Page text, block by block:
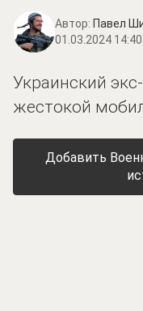
Автор: Павел
01.03.2024 14:40
Украинский
жестокой
Добавить